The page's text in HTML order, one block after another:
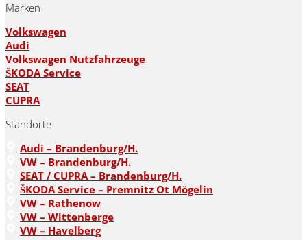
Marken
Volkswagen
Audi
Volkswagen Nutzfahrzeuge
ŠKODA Service
SEAT
CUPRA
Standorte
Audi – Brandenburg/H.
VW – Brandenburg/H.
SEAT / CUPRA – Brandenburg/H.
ŠKODA Service – Premnitz Ot Mögelin
VW – Rathenow
VW – Wittenberge
VW – Havelberg